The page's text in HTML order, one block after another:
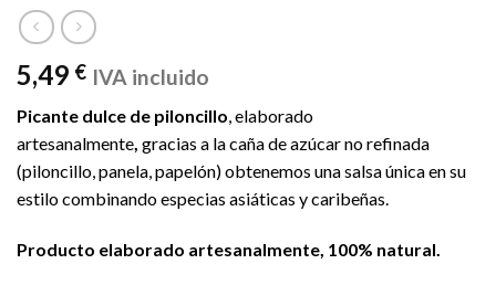
5,49 € IVA incluido
Picante dulce de piloncillo, elaborado
artesanalmente, gracias a la caña de azúcar no refinada
(piloncillo, panela, papelón) obtenemos una salsa única en su
estilo combinando especias asiáticas y caribeñas.
Producto elaborado artesanalmente, 100% natural.